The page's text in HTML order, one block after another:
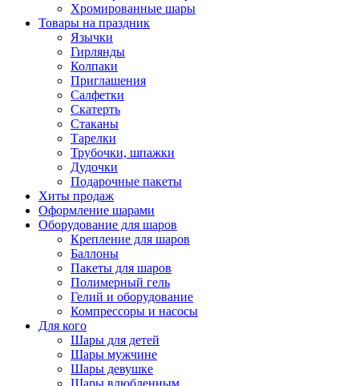
Хромированные шары
Товары на праздник
Язычки
Гирлянды
Колпаки
Приглашения
Салфетки
Скатерть
Стаканы
Тарелки
Трубочки, шпажки
Дудочки
Подарочные пакеты
Хиты продаж
Оформление шарами
Оборудование для шаров
Крепление для шаров
Баллоны
Пакеты для шаров
Полимерный гель
Гелий и оборудование
Компрессоры и насосы
Для кого
Шары для детей
Шары мужчине
Шары девушке
Шары влюбленным